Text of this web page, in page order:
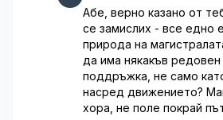
Абе, верно казано от
се замислих - все едно
природа на
да има някакъв редовен
поддръжка, не само
насред движението?
хора, не поле покрай